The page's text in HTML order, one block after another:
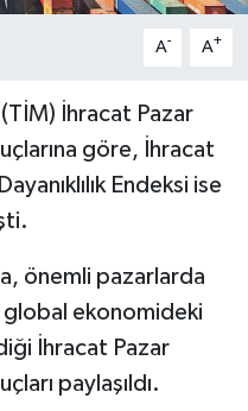
A- A+
İhracat Pazar
göre, İhracat
Endeksi ise
önemli pazarlarda
ekonomideki
İhracat Pazar
paylaşıldı.